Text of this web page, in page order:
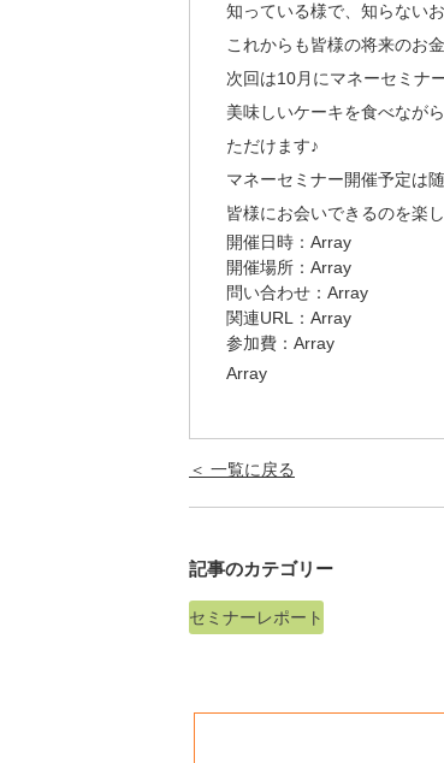
知っている様で、知らない
これからも皆様の将来のお
次回は10月にマネーセミナ
美味しいケーキを食べなが
ただけます♪
マネーセミナー開催予定は
皆様にお会いできるのを楽
開催日時：Array
開催場所：Array
問い合わせ：Array
関連URL： Array
参加費：Array
Array
＜ 一覧に戻る
記事のカテゴリー
セミナーレポート